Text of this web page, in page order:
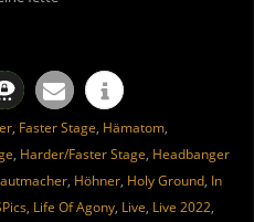
, Faster Stage, Hämatom,
, Harder/Faster Stage, Headbanger
, Höhner, Holy Ground, In
, Life Of Agony, Live, Live 2022,